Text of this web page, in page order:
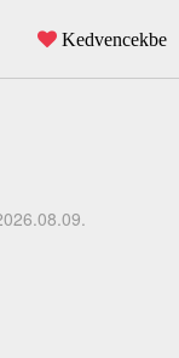
Kedvencekbe